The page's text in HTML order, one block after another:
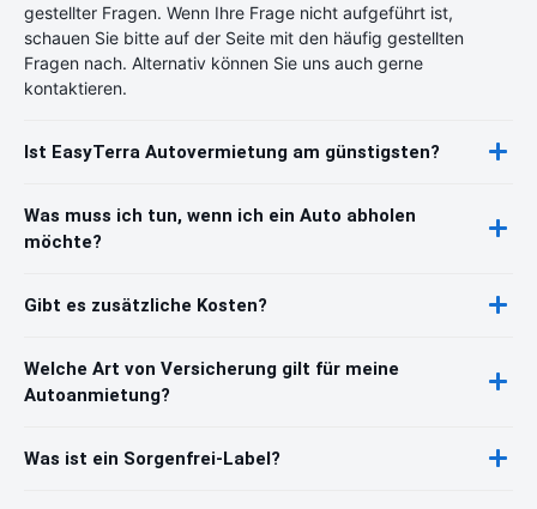
gestellter Fragen. Wenn Ihre Frage nicht aufgeführt ist,
schauen Sie bitte auf der Seite mit den häufig gestellten
Fragen nach. Alternativ können Sie uns auch gerne
kontaktieren.
Ist EasyTerra Autovermietung am günstigsten?
Was muss ich tun, wenn ich ein Auto abholen
möchte?
Gibt es zusätzliche Kosten?
Welche Art von Versicherung gilt für meine
Autoanmietung?
Was ist ein Sorgenfrei-Label?